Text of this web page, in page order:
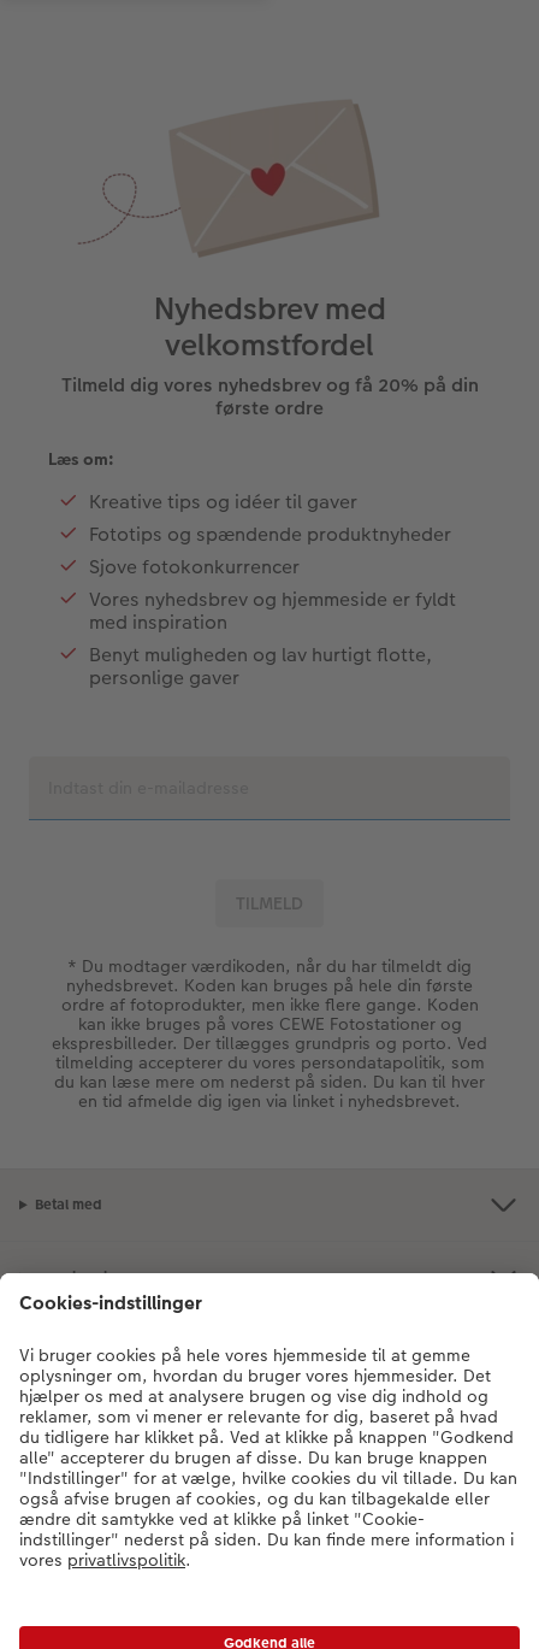
Nyhedsbrev med
velkomstfordel
Tilmeld dig vores nyhedsbrev og få 20% på din
første ordre
Læs om:
Kreative tips og idéer til gaver
Fototips og spændende produktnyheder
Sjove fotokonkurrencer
Vores nyhedsbrev og hjemmeside er fyldt
med inspiration
Benyt muligheden og lav hurtigt flotte,
personlige gaver
* Du modtager værdikoden, når du har tilmeldt dig
nyhedsbrevet. Koden kan bruges på hele din første
ordre af fotoprodukter, men ikke flere gange. Koden
kan ikke bruges på vores CEWE Fotostationer og
ekspresbilleder. Der tillægges grundpris og porto. Ved
tilmelding accepterer du vores persondatapolitik, som
du kan læse mere om nederst på siden. Du kan til hver
en tid afmelde dig igen via linket i nyhedsbrevet.
Betal med
Levering via
Kvalitet & sikkerhed
Certificeringer og ansvar
Kundeservice
Om CEWE